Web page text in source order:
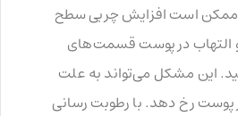
ممکن است افزایش چربی سطح
التهاب در پوست قسمت‌های
این مشکل می‌تواند به علت
رخ دهد. با رطوبت رسانی